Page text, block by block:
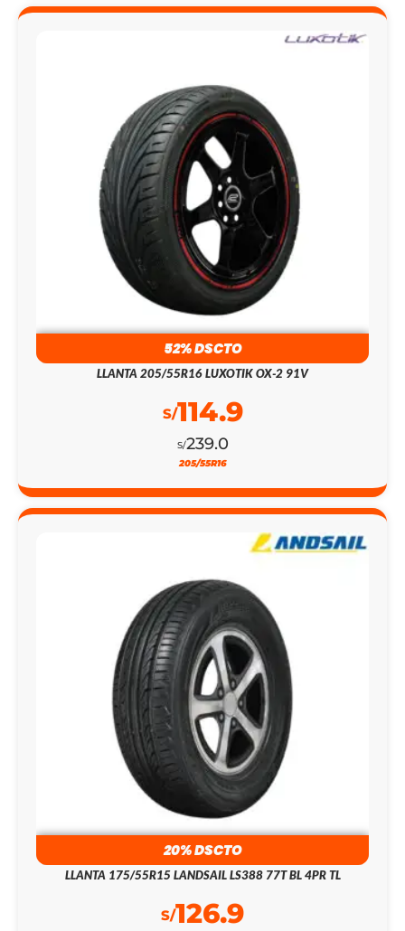
52% DSCTO
LLANTA 205/55R16 LUXOTIK OX-2 91V
S/239.0
S/114.9
205/55R16
20% DSCTO
LLANTA 175/55R15 LANDSAIL LS388 77T BL 4PR TL
S/126.9